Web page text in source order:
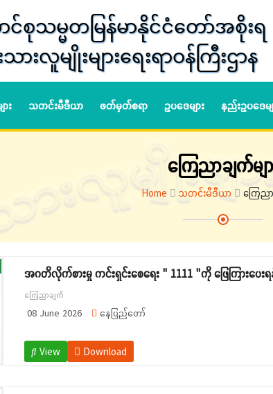
င်စုသမ္မတမြန်မာနိုင်ငံတော်အစိုးရ
ားလူမျိုးများရေးရာဝန်ကြီးဌာန
း သတင်းမီဒီယာ ဖတ်မှတ်စရာ ဥပဒေများ နည်းဥပဒေမျ
ကြေညာချက်မျ
Home သတင်းမီဒီယာ ကြေညာ
အဂတိလိုက်စားမှု ကင်းရှင်းစေရေး " 1111 "ကို ‌ဖြေကြားပေ
ကြေညာချက်
08 June 2026 နေပြည်တော်
View Download